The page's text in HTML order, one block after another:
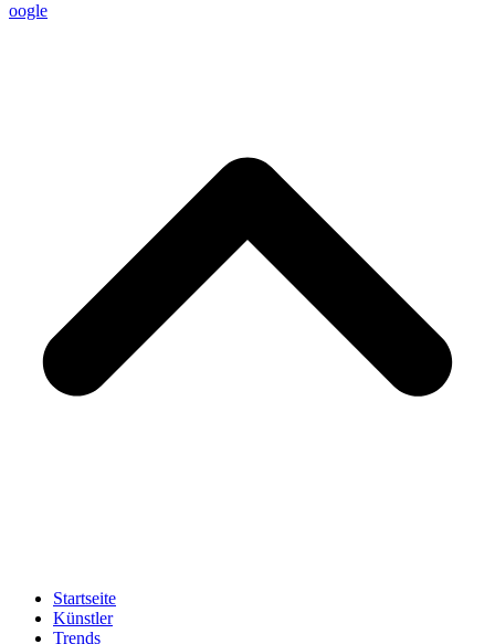
oogle
Startseite
Künstler
Trends